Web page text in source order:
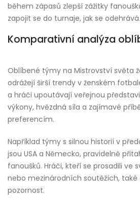
během zápasů zlepší zážitky
zapojit se do turnaje, jak se odehrává.
Komparativní analýza
Oblíbené týmy na Mistrovství světa
odrážejí širší trendy v ženském
a hráči upoutávají veřejnou
výkony, hvězdná síla a zajímavé
preferencím.
Například týmy s silnou historií v
jsou USA a Německo, pravidelně
fanoušků. Hráči, kteří se prosadili ve
nebo mezinárodních soutěžích, také
pozornost.